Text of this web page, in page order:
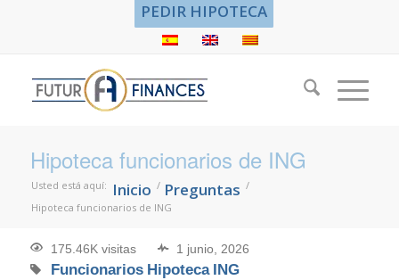
PEDIR HIPOTECA
Hipoteca funcionarios de ING
Usted está aquí: Inicio / Preguntas /
Hipoteca funcionarios de ING
175.46K visitas 1 junio, 2026
Funcionarios Hipoteca ING